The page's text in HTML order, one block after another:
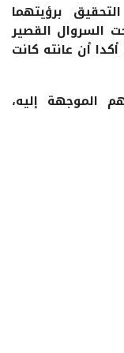
برؤيتهما
السروال القصير
أن عانته كانت
الموجهة إليه،